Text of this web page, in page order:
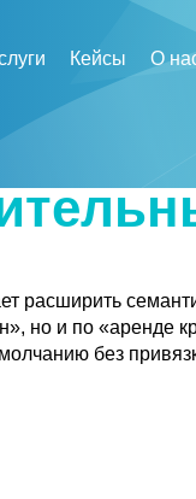
Кейсы О
расширить
но и по «аренде
без